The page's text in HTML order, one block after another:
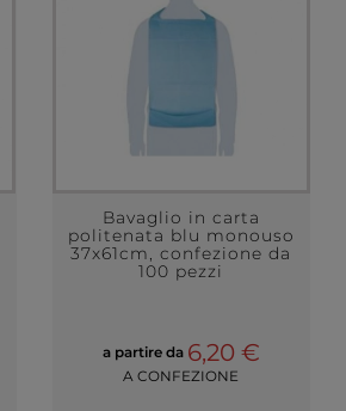
Bavaglio in carta
politenata blu monouso
37x61cm, confezione da
100 pezzi
a partire da 6,20 €
A CONFEZIONE